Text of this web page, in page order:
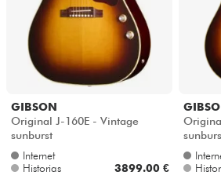
GIBSON
Original J-160E - Vintage
sunburst
Internet
Historias
3899.00 €